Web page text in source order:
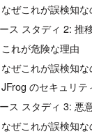
なぜこれが誤検知
ス スタディ 2: 推
これが危険な理由
なぜこれが誤検知
JFrog のセキュリ
ス スタディ 3: 悪
なぜこれが誤検知